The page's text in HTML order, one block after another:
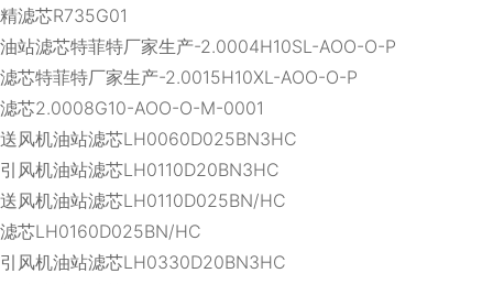
精滤芯R735G01
油站滤芯特菲特厂家生产-2.0004H10SL-AOO-O-P
滤芯特菲特厂家生产-2.0015H10XL-AOO-O-P
滤芯2.0008G10-AOO-O-M-0001
送风机油站滤芯LH0060D025BN3HC
引风机油站滤芯LH0110D20BN3HC
送风机油站滤芯LH0110D025BN/HC
滤芯LH0160D025BN/HC
引风机油站滤芯LH0330D20BN3HC